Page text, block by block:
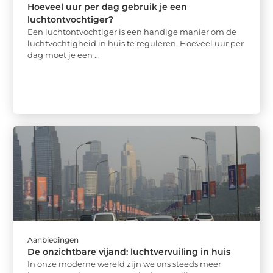
Hoeveel uur per dag gebruik je een
luchtontvochtiger?
Een luchtontvochtiger is een handige manier om de
luchtvochtigheid in huis te reguleren. Hoeveel uur per
dag moet je een ...
Aanbiedingen
De onzichtbare vijand: luchtvervuiling in huis
In onze moderne wereld zijn we ons steeds meer